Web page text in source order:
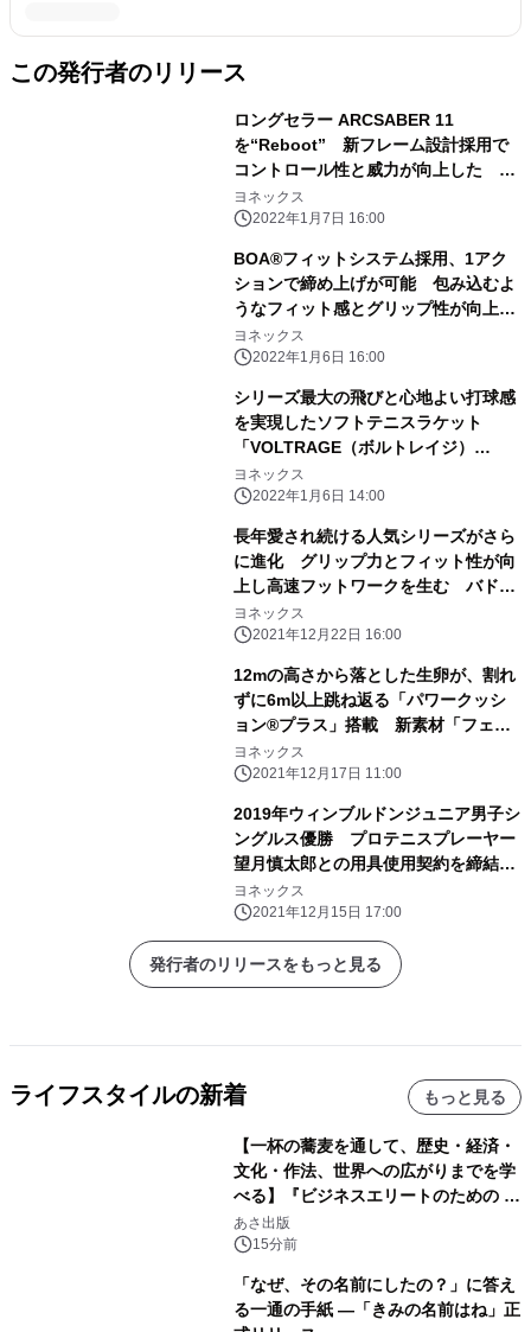
この発行者のリリース
ロングセラー ARCSABER 11
を“Reboot” 新フレーム設計採用で
コントロール性と威力が向上した バ
ドミントンラケット
「ARCSABER（アークセイバー）11
ヨネックス
2022年1月7日 16:00
BOA®フィットシステム採用、1アク
ションで締め上げが可能 包み込むよ
うなフィット感とグリップ性が向上し
た バドミントンシューズ「POWER
CUSHION 88 DIAL」 2022年1月下
ヨネックス
2022年1月6日 16:00
シリーズ最大の飛びと心地よい打球感
を実現したソフトテニスラケット
「VOLTRAGE（ボルトレイジ）
5S/5V」、 優れたホールド性と高い打
球音を追求したストリング 「CYBER
ルゲイル）」 2022年2月下旬より発
売
ヨネックス
2022年1月6日 14:00
長年愛され続ける人気シリーズがさら
に進化 グリップ力とフィット性が向
上し高速フットワークを生む バドミ
ントンシューズ「POWER CUSHION
65 Z」シリーズ 2022年1月下旬より
ヨネックス
2021年12月22日 16:00
12mの高さから落とした生卵が、割れ
ずに6m以上跳ね返る「パワークッシ
ョン®プラス」搭載 新素材「フェザ
ーライト エックス」採用で
220g(23.5cm)の軽量化を実現 推進
な走りをサポート 「セーフラン
100X」2022年2月下旬より発売
ヨネックス
2021年12月17日 11:00
2019年ウィンブルドンジュニア男子シ
ングルス優勝 プロテニスプレーヤー
望月慎太郎との用具使用契約を締結
ラケット「EZONE」、ストリング
「POLYTOUR STRIKE」を使用開始
ヨネックス
2021年12月15日 17:00
発行者のリリースをもっと見る
ライフスタイルの新着 もっと見る
【一杯の蕎麦を通して、歴史・経済・
文化・作法、世界への広がりまでを学
べる】『ビジネスエリートのための 教
養としての蕎麦』2026年8月25日
（火）発売
あさ出版
15分前
「なぜ、その名前にしたの？」に答え
る一通の手紙 ―「きみの名前はね」正